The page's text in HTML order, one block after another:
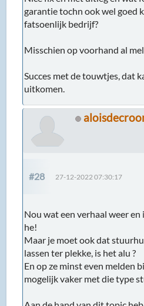
#28 27-12-2022 07:30:17
he!
Maar je moet ook dat
En op ze minst even melden
mogelijk vaker met die type
moment steeds in de buurt
goed inspecteren..
Michaell
Bloody Volvo